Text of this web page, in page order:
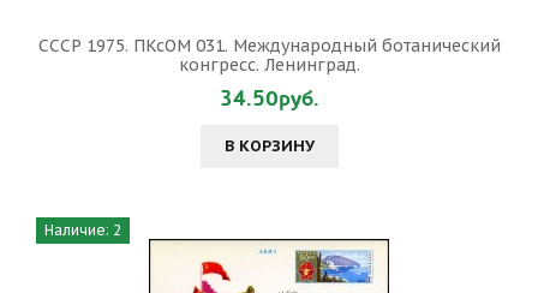
СССР 1975. ПКсОМ 031. Международный ботанический
конгресс. Ленинград.
34.50руб.
В КОРЗИНУ
Наличие: 2